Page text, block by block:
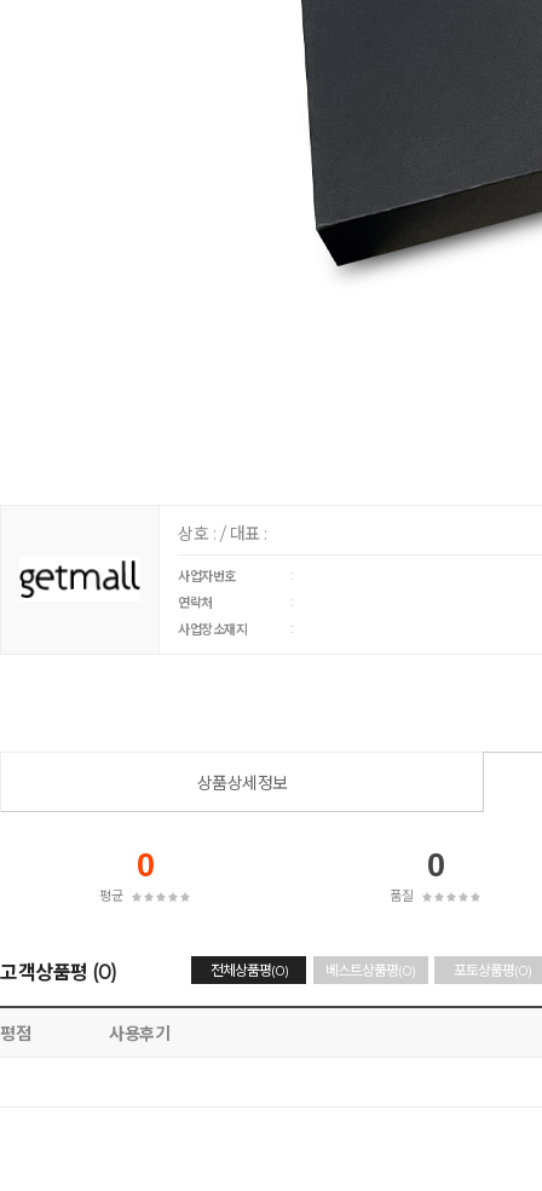
상호 : / 대표 :
사업자번호
:
연락처
:
사업장소재지
:
상품상세정보
0
평균
0
품질
고객상품평 (0) 전체상품평(0) 베스트상품평(0) 포토상품평(0)
평점 사용후기